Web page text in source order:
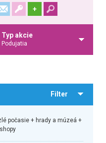
+
Typ akcie
Podujatia
Filter
počasie + hrady a múzeá +